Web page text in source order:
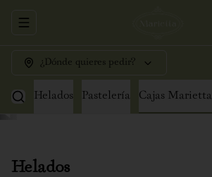
Abrir menu de navegación
¿Dónde quieres pedir?
Helados Pastelería Cajas Marietta
Helados